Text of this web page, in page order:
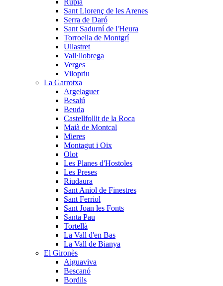
Rupià
Sant Llorenç de les Arenes
Serra de Daró
Sant Sadurní de l'Heura
Torroella de Montgrí
Ullastret
Vall·llobrega
Verges
Vilopriu
La Garrotxa
Argelaguer
Besalú
Beuda
Castellfollit de la Roca
Maià de Montcal
Mieres
Montagut i Oix
Olot
Les Planes d'Hostoles
Les Preses
Riudaura
Sant Aniol de Finestres
Sant Ferriol
Sant Joan les Fonts
Santa Pau
Tortellà
La Vall d'en Bas
La Vall de Bianya
El Gironès
Aiguaviva
Bescanó
Bordils